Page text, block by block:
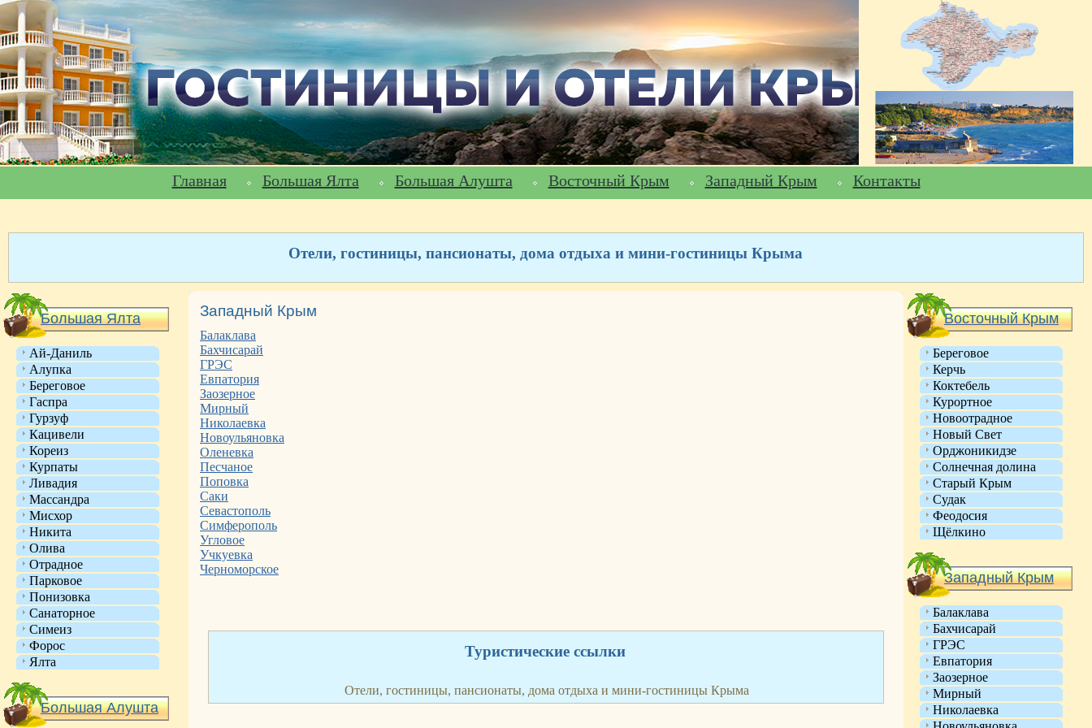
Главная Большая Ялта Большая Алушта Восточный Крым Западный Крым Контакты
Отели, гостиницы, пансионаты, дома отдыха и мини-гостиницы Крыма
Большая Ялта
Ай-Даниль
Алупка
Береговое
Гаспра
Гурзуф
Кацивели
Кореиз
Курпаты
Ливадия
Массандра
Мисхор
Никита
Олива
Отрадное
Парковое
Понизовка
Санаторное
Симеиз
Форос
Ялта
Большая Алушта
Западный Крым
Балаклава
Бахчисарай
ГРЭС
Евпатория
Заозерное
Мирный
Николаевка
Новоульяновка
Оленевка
Песчаное
Поповка
Саки
Севастополь
Симферополь
Угловое
Учкуевка
Черноморское
Туристические ссылки
Отели, гостиницы, пансионаты, дома отдыха и мини-гостиницы Крыма
Восточный Крым
Береговое
Керчь
Коктебель
Курортное
Новоотрадное
Новый Свет
Орджоникидзе
Солнечная долина
Старый Крым
Судак
Феодосия
Щёлкино
Западный Крым
Балаклава
Бахчисарай
ГРЭС
Евпатория
Заозерное
Мирный
Николаевка